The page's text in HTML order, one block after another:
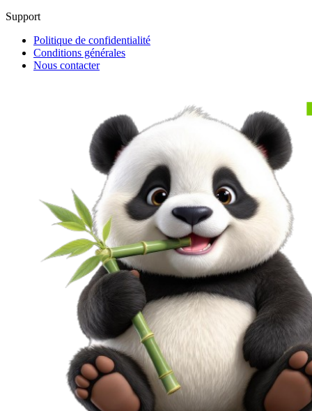
Support
Politique de confidentialité
Conditions générales
Nous contacter